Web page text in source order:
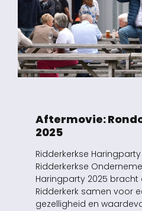
Aftermovie:
2025
Ridderkerkse Haringparty
Ridderkerkse
Haringparty 2025
Ridderkerk samen voor
gezelligheid en